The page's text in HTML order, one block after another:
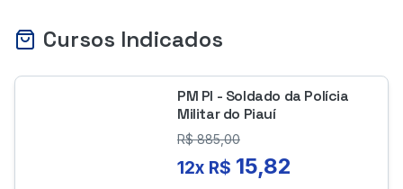
Cursos Indicados
PM PI - Soldado da Polícia
Militar do Piauí
R$885,00
12x R$ 15,82